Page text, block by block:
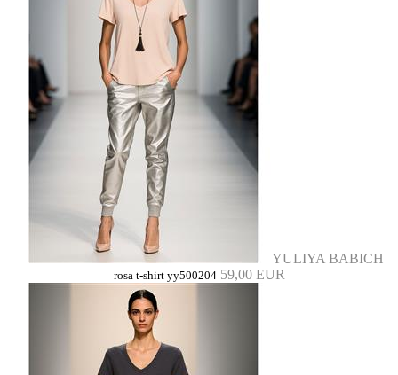
YULIYA BABICH
rosa t-shirt yy500204 59,00 EUR